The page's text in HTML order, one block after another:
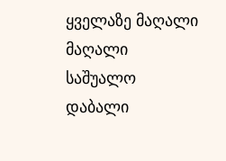
ყველაზე მაღალი
მაღალი
საშუალო
დაბალი